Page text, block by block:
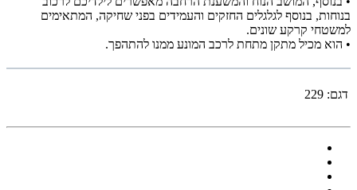
בנוחות, בנוסף לגלגלים החזקים והעמידים בפני שחיקה, המתאימים
למשטחי קרקע שונים.
• הוא מכיל מתקן מתחת לרכב המונע ממנו להתהפך.
דגם: 229